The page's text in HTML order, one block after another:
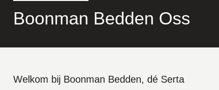
Boonman Bedden Oss
Welkom bij Boonman Bedden, dé Serta